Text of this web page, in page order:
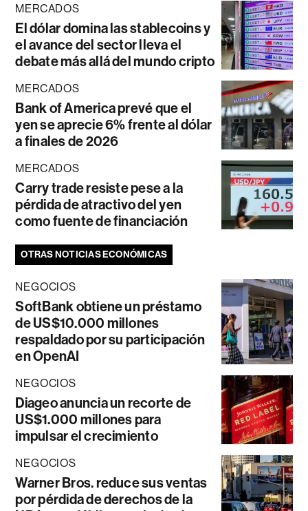
MERCADOS
El dólar domina las stablecoins y
el avance del sector lleva el
debate más allá del mundo cripto
MERCADOS
Bank of America prevé que el
yen se aprecie 6% frente al dólar
a finales de 2026
MERCADOS
Carry trade resiste pese a la
pérdida de atractivo del yen
como fuente de financiación
OTRAS NOTICIAS ECONÓMICAS
NEGOCIOS
SoftBank obtiene un préstamo
de US$10.000 millones
respaldado por su participación
en OpenAI
NEGOCIOS
Diageo anuncia un recorte de
US$1.000 millones para
impulsar el crecimiento
NEGOCIOS
Warner Bros. reduce sus ventas
por pérdida de derechos de la